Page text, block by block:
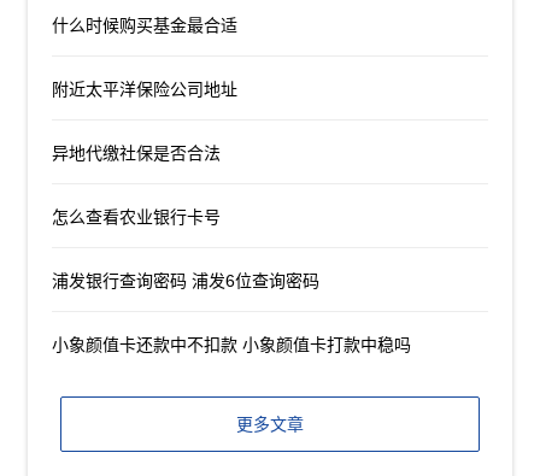
什么时候购买基金最合适
附近太平洋保险公司地址
异地代缴社保是否合法
怎么查看农业银行卡号
浦发银行查询密码 浦发6位查询密码
小象颜值卡还款中不扣款 小象颜值卡打款中稳吗
更多文章